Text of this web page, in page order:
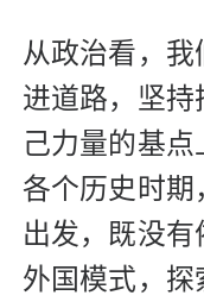
从政治看，我
进道路，坚持
己力量的基
各个历史时期
出发，既没
外国模式，探